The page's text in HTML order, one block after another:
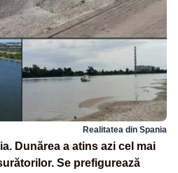
Realitatea din Spania
Dunărea a atins azi cel mai
Se prefigurează